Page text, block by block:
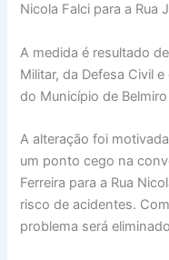
Nicola Falci para a Rua
A medida é resultado
Militar, da Defesa Civil
do Município de Belmiro
A alteração foi
um ponto cego na
Ferreira para a Rua
risco de acidentes.
problema será